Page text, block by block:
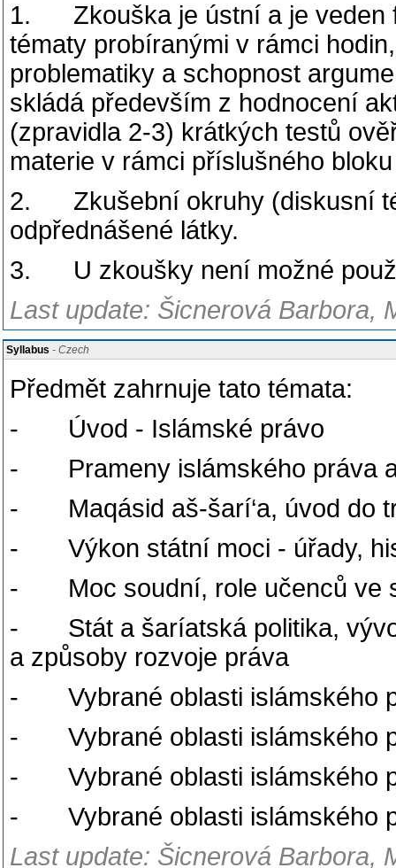
1. Zkouška je ústní a je veden
tématy probíranými v rámci
problematiky a schopnost
skládá především z hodnocení
(zpravidla 2-3) krátkých testů
materie v rámci příslušného
2. Zkušební okruhy (diskusní
odpřednášené látky.
3. U zkoušky není možné
Last update: Šicnerová Barbora,
Syllabus - Czech
Předmět zahrnuje tato témata:
- Úvod - Islámské právo
- Prameny islámského práva
- Maqásid aš-šarí‘a, úvod do
- Výkon státní moci - úřady,
- Moc soudní, role učenců ve
- Stát a šaríatská politika,
a způsoby rozvoje práva
- Vybrané oblasti islámského
- Vybrané oblasti islámského
- Vybrané oblasti islámského
- Vybrané oblasti islámského
Last update: Šicnerová Barbora,